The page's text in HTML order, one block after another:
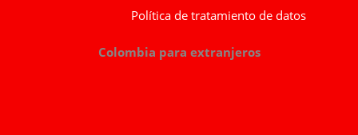
Política de tratamiento de datos
Colombia para extranjeros